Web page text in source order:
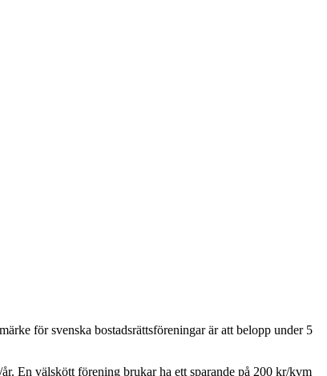
för svenska bostadsrättsföreningar är att belopp under 5
En välskött förening brukar ha ett sparande på 200 kr/kvm